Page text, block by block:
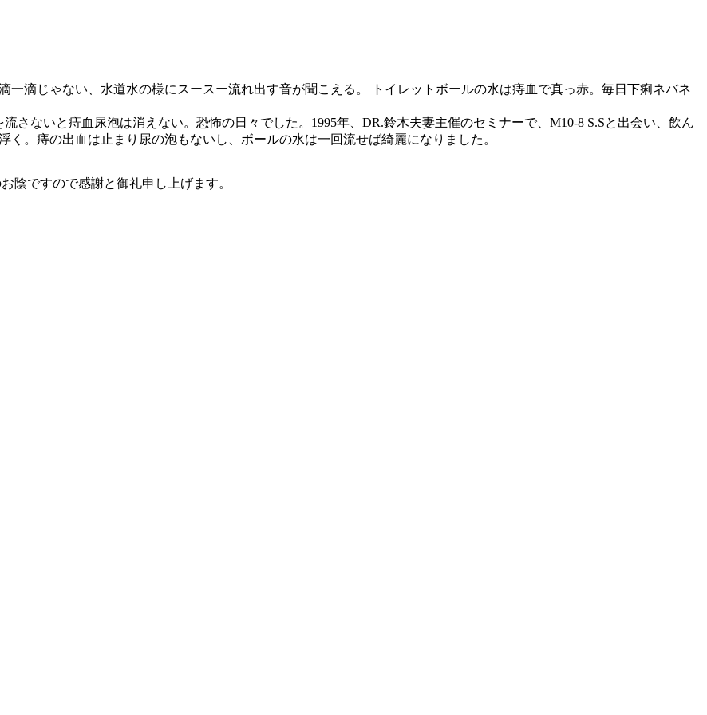
一滴じゃない、水道水の様にスースー流れ出す音が聞こえる。 トイレットボールの水は痔血で真っ赤。毎日下痢ネバネ
さないと痔血尿泡は消えない。恐怖の日々でした。1995年、DR.鈴木夫妻主催のセミナーで、M10-8 S.Sと出会い、飲ん
。痔の出血は止まり尿の泡もないし、ボールの水は一回流せば綺麗になりました。
陰ですので感謝と御礼申し上げます。